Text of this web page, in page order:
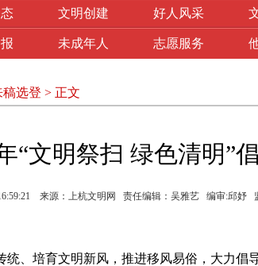
态 文明创建 好人风采
未成年人 志愿服务
稿选登 > 正文
“文明祭扫 绿色清明”
16:59:21 来源：上杭文明网 责任编辑：吴雅艺 编审:邱妤
统、培育文明新风，推进移风易俗，大力倡